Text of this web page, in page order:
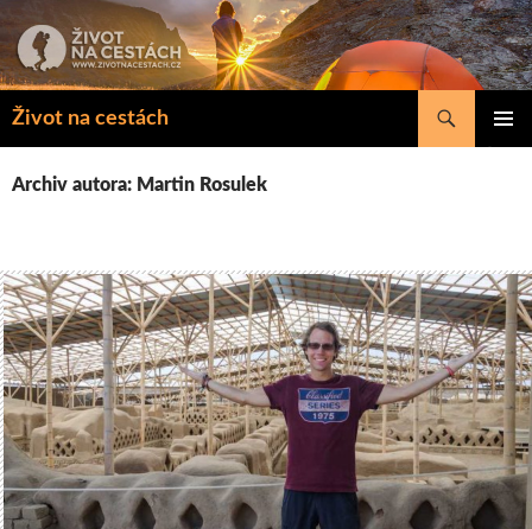
k
obsahu
Život na cestách
Hledat
Archiv autora: Martin Rosulek